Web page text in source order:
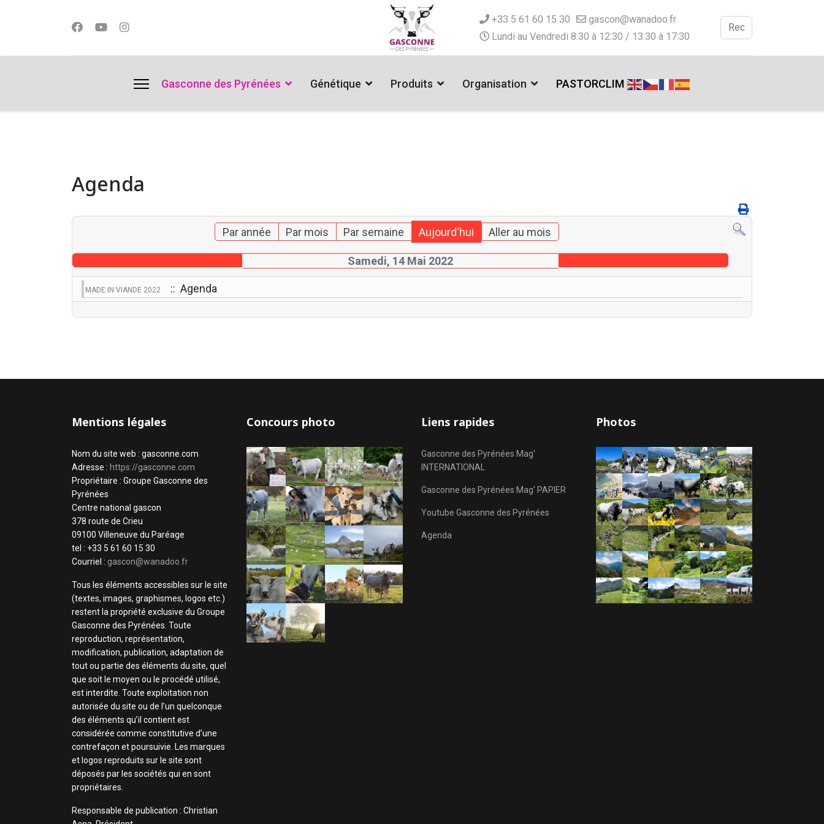
+33 5 61 60 15 30
gascon@wanadoo.fr
Lundi au Vendredi 8:30 à 12:30 / 13:30 à 17:30
Valider
Gasconne des Pyrénées Génétique Produits Organisation PASTORCLIM
Agenda
Par année Par mois Par semaine Aujourd'hui Aller au mois
Samedi, 14 Mai 2022
MADE IN VIANDE 2022 :: Agenda
Mentions légales
Nom du site web : gasconne.com
Adresse : https://gasconne.com
Propriétaire : Groupe Gasconne des
Pyrénées
Centre national gascon
378 route de Crieu
09100 Villeneuve du Paréage
tel : +33 5 61 60 15 30
Courriel : gascon@wanadoo.fr
Tous les éléments accessibles sur le site
(textes, images, graphismes, logos etc.)
restent la propriété exclusive du Groupe
Gasconne des Pyrénées. Toute
reproduction, représentation,
modification, publication, adaptation de
tout ou partie des éléments du site, quel
que soit le moyen ou le procédé utilisé,
est interdite. Toute exploitation non
autorisée du site ou de l’un quelconque
des éléments qu’il contient est
considérée comme constitutive d’une
contrefaçon et poursuivie. Les marques
et logos reproduits sur le site sont
déposés par les sociétés qui en sont
propriétaires.
Responsable de publication : Christian
Concours photo Liens rapides
Gasconne des Pyrénées Mag'
INTERNATIONAL
Gasconne des Pyrénées Mag' PAPIER
Youtube Gasconne des Pyrénées
Agenda
Photos